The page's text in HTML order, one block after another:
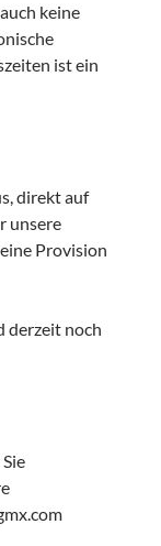
keine
ist ein
direkt auf
unsere
Provision
derzeit noch